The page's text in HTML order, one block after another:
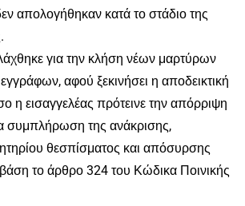
απολογήθηκαν κατά το στάδιο της
για την κλήση νέων μαρτύρων
αφού ξεκινήσει η αποδεικτική
η εισαγγελέας πρότεινε την απόρριψη
συμπλήρωση της ανάκρισης,
θεσπίσματος και απόσυρσης
το άρθρο 324 του Κώδικα Ποινικής